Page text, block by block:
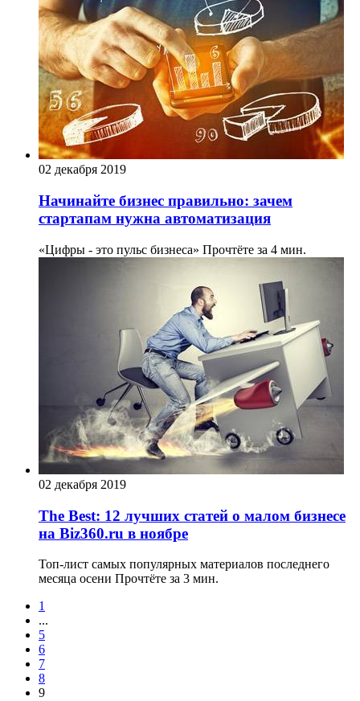
02 декабря 2019
Начинайте бизнес правильно: зачем
стартапам нужна автоматизация
«Цифры - это пульс бизнеса» Прочтёте за 4 мин.
02 декабря 2019
The Best: 12 лучших статей о малом бизнесе
на Biz360.ru в ноябре
Топ-лист самых популярных материалов последнего
месяца осени Прочтёте за 3 мин.
1
...
5
6
7
8
9